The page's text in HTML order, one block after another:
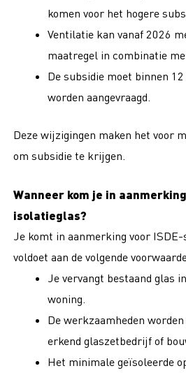
komen voor het hogere
Ventilatie kan vanaf 2026
maatregel in combinatie
De subsidie moet binnen
worden aangevraagd.
Deze wijzigingen maken het voor
om subsidie te krijgen.
Wanneer kom je in
isolatieglas?
Je komt in aanmerking voor
voldoet aan de volgende
Je vervangt bestaand glas
woning.
De werkzaamheden
erkend glaszetbedrijf of
Het minimale geïsoleerde